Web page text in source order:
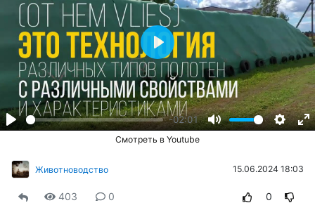
Play
-02:01
Mute
Play
Смотреть в Youtube
Животноводство 15.06.2024 18:03
403 0 0